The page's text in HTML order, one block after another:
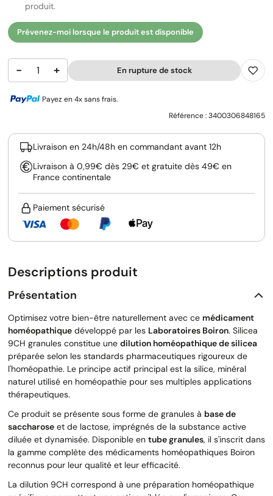
produit.
Prévenez-moi lorsque le produit est disponible
− + En rupture de stock
Payez en 4x sans frais.
Référence :3400306848165
Livraison en 24h/48h en commandant avant 12h
Livraison à 0,99€ dès 29€ et gratuite dès 49€ en
France continentale
Paiement sécurisé
Descriptions produit
Présentation
Optimisez votre bien-être naturellement avec ce médicament
homéopathique développé par les Laboratoires Boiron. Silicea
9CH granules constitue une dilution homéopathique de silicea
préparée selon les standards pharmaceutiques rigoureux de
l'homéopathie. Le principe actif principal est la silice, minéral
naturel utilisé en homéopathie pour ses multiples applications
thérapeutiques.
Ce produit se présente sous forme de granules à base de
saccharose et de lactose, imprégnés de la substance active
diluée et dynamisée. Disponible en tube granules, il s'inscrit dans
la gamme complète des médicaments homéopathiques Boiron
reconnus pour leur qualité et leur efficacité.
La dilution 9CH correspond à une préparation homéopathique